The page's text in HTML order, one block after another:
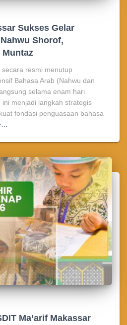
Sukses Gelar
Shorof,
Muntaz
secara resmi menutup
Bahasa Arab (Nahwu dan
selama enam hari
menjadi langkah strategis
fondasi penguasaan bahasa
Ma’arif Makassar